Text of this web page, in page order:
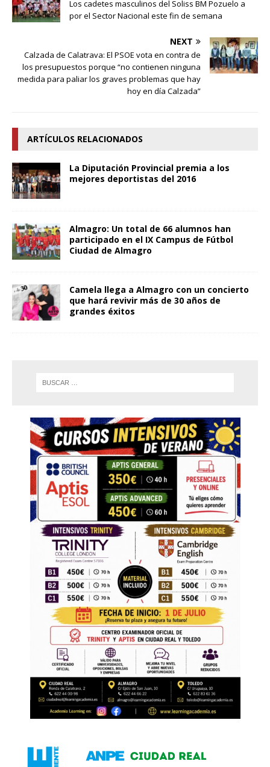
Los cadetes masculinos del Soliss BM Pozuelo a
por el Sector Nacional este fin de semana
NEXT
Calzada de Calatrava: El PSOE vota en contra de
los presupuestos porque “no contienen ninguna
medida para paliar los graves problemas que hay
hoy en día Calzada”
ARTÍCULOS RELACIONADOS
La Diputación Provincial premia a los
mejores deportistas del 2016
Almagro: Un total de 66 alumnos han
participado en el IX Campus de Fútbol
Ciudad de Almagro
Camela llega a Almagro con un concierto
que hará revivir más de 30 años de
grandes éxitos